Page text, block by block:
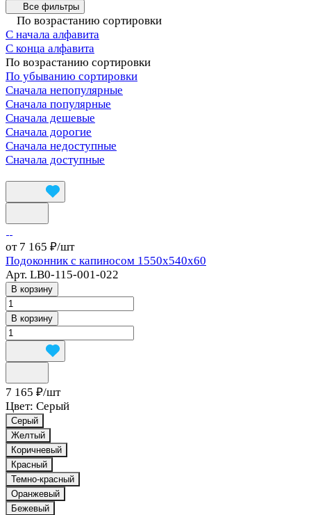
Все фильтры
По возрастанию сортировки
С начала алфавита
С конца алфавита
По возрастанию сортировки
По убыванию сортировки
Сначала непопулярные
Сначала популярные
Сначала дешевые
Сначала дорогие
Сначала недоступные
Сначала доступные
от 7 165 ₽/шт
Подоконник с капиносом 1550x540x60
Арт. LB0-115-001-022
В корзину
В корзину
7 165 ₽/шт
Цвет: Серый
Серый
Желтый
Коричневый
Красный
Темно-красный
Оранжевый
Бежевый